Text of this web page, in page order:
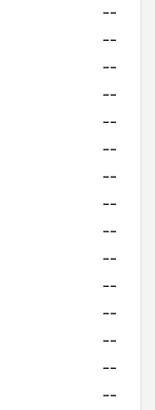
--
--
--
--
--
--
--
--
--
--
--
--
--
--
--